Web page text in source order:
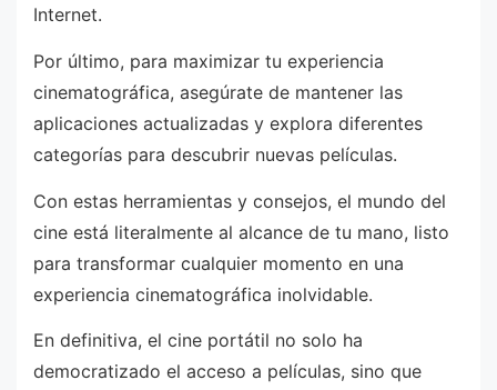
Internet.
Por último, para maximizar tu experiencia
cinematográfica, asegúrate de mantener las
aplicaciones actualizadas y explora diferentes
categorías para descubrir nuevas películas.
Con estas herramientas y consejos, el mundo del
cine está literalmente al alcance de tu mano, listo
para transformar cualquier momento en una
experiencia cinematográfica inolvidable.
En definitiva, el cine portátil no solo ha
democratizado el acceso a películas, sino que